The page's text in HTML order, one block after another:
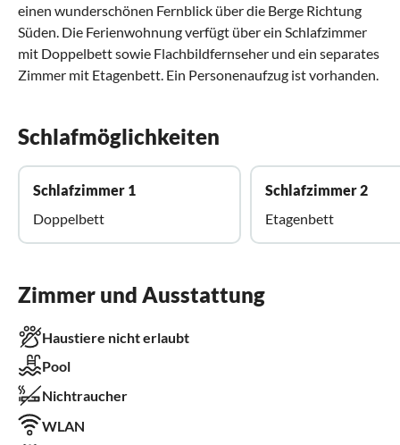
einen wunderschönen Fernblick über die Berge Richtung
Süden. Die Ferienwohnung verfügt über ein Schlafzimmer
mit Doppelbett sowie Flachbildfernseher und ein separates
Zimmer mit Etagenbett. Ein Personenaufzug ist vorhanden.
Schlafmöglichkeiten
Schlafzimmer 1
Doppelbett
Schlafzimmer 2
Etagenbett
Zimmer und Ausstattung
Haustiere nicht erlaubt
Pool
Nichtraucher
WLAN